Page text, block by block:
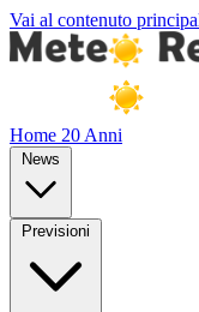
Vai al contenuto
Home 20 Anni
News
Previsioni